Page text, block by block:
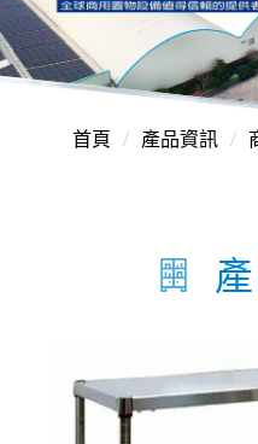
首頁 產品資訊